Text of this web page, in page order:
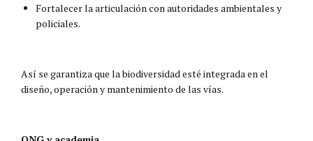
Fortalecer la articulación con autoridades ambientales y
policiales.
Así se garantiza que la biodiversidad esté integrada en el
diseño, operación y mantenimiento de las vías.